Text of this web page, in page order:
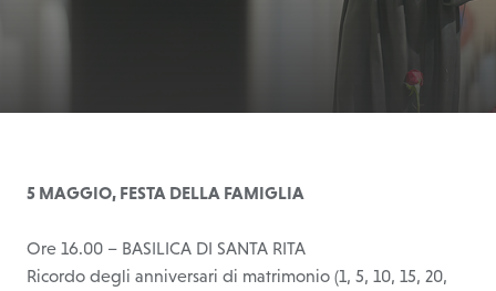
5 MAGGIO, FESTA DELLA FAMIGLIA
Ore 16.00 – BASILICA DI SANTA RITA
Ricordo degli anniversari di matrimonio (1, 5, 10, 15, 20,